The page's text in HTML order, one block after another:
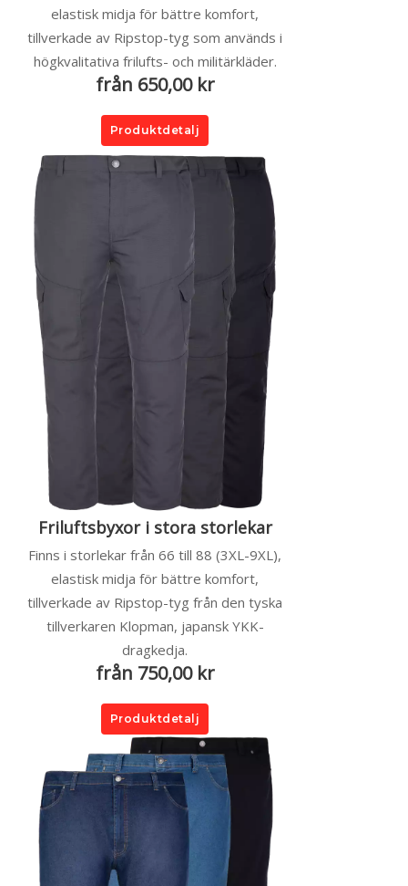
elastisk midja för bättre komfort,
tillverkade av Ripstop-tyg som används i
högkvalitativa frilufts- och militärkläder.
från 650,00 kr
Produktdetalj
Friluftsbyxor i stora storlekar
Finns i storlekar från 66 till 88 (3XL-9XL),
elastisk midja för bättre komfort,
tillverkade av Ripstop-tyg från den tyska
tillverkaren Klopman, japansk YKK-
dragkedja.
från 750,00 kr
Produktdetalj